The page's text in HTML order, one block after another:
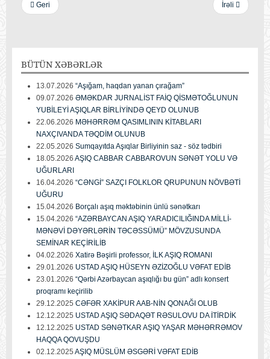
Geri İrəli
BÜTÜN XƏBƏRLƏR
13.07.2026 “Aşığam, haqdan yanan çırağam”
09.07.2026 ƏMƏKDAR JURNALİST FAİQ QİSMƏTOĞLUNUN
YUBİLEYİ AŞIQLAR BİRLİYİNDƏ QEYD OLUNUB
22.06.2026 MƏHƏRRƏM QASIMLININ KİTABLARI
NAXÇIVANDA TƏQDİM OLUNUB
22.05.2026 Sumqayıtda Aşıqlar Birliyinin saz - söz tədbiri
18.05.2026 AŞIQ CABBAR CABBAROVUN SƏNƏT YOLU VƏ
UĞURLARI
16.04.2026 “CƏNGİ” SAZÇI FOLKLOR QRUPUNUN NÖVBƏTİ
UĞURU
15.04.2026 Borçalı aşıq məktəbinin ünlü sənətkarı
15.04.2026 “AZƏRBAYCAN AŞIQ YARADICILIĞINDA MİLLİ-
MƏNƏVİ DƏYƏRLƏRİN TƏCƏSSÜMÜ” MÖVZUSUNDA
SEMİNAR KEÇİRİLİB
04.02.2026 Xatirə Bəşirli professor, İLK AŞIQ ROMANI
29.01.2026 USTAD AŞIQ HÜSEYN ƏZİZOĞLU VƏFAT EDİB
23.01.2026 “Qərbi Azərbaycan aşıqlığı bu gün” adlı konsert
proqramı keçirilib
29.12.2025 CƏFƏR XAKİPUR AAB-NİN QONAĞI OLUB
12.12.2025 USTAD AŞIQ SƏDAQƏT RƏSULOVU DA İTİRDİK
12.12.2025 USTAD SƏNƏTKAR AŞIQ YAŞAR MƏHƏRRƏMOV
HAQQA QOVUŞDU
02.12.2025 AŞIQ MÜSLÜM ƏSGƏRİ VƏFAT EDİB